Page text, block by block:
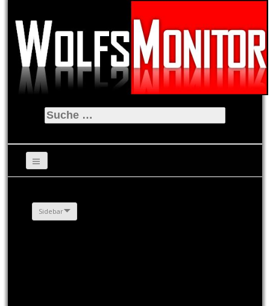
Suche
nach:
Sidebar